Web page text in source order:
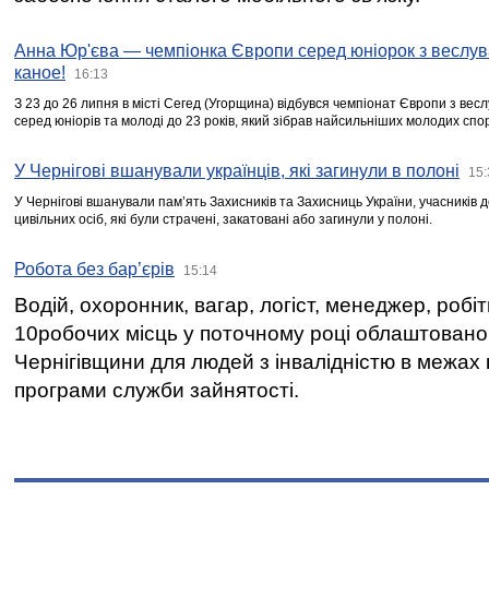
Анна Юр'єва — чемпіонка Європи серед юніорок з
каное!
16:13
З 23 до 26 липня в місті Сегед (Угорщина) відбувся чемпіонат Європи з
серед юніорів та молоді до 23 років, який зібрав найсильніших молодих
У Чернігові вшанували українців, які загинули в полоні
У Чернігові вшанували пам’ять Захисників та Захисниць України,
цивільних осіб, які були страчені, закатовані або загинули у полоні.
Робота без бар’єрів 15:14
Водій, охоронник, вагар, логіст, менеджер,
10робочих місць у поточному році
Чернігівщини для людей з інвалідністю в межах
програми служби зайнятості.